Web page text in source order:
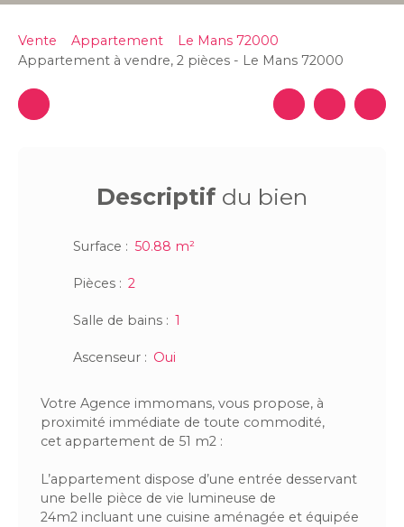
Vente Appartement
Le Mans 72000
Appartement à vendre, 2 pièces - Le Mans 72000
Descriptifdu bien
Surface : 50.88 m²
Pièces : 2
Salle de bains : 1
Ascenseur : Oui
Votre Agence immomans, vous propose, à
proximité immédiate de toute commodité,
cet appartement de 51 m2 :
L’appartement dispose d’une entrée desservant
une belle pièce de vie lumineuse de
24m2 incluant une cuisine aménagée et équipée